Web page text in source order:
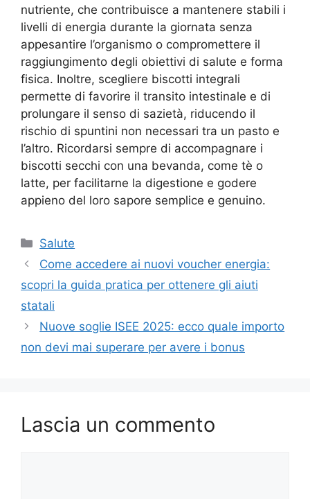
nutriente, che contribuisce a mantenere stabili i
livelli di energia durante la giornata senza
appesantire l’organismo o compromettere il
raggiungimento degli obiettivi di salute e forma
fisica. Inoltre, scegliere biscotti integrali
permette di favorire il transito intestinale e di
prolungare il senso di sazietà, riducendo il
rischio di spuntini non necessari tra un pasto e
l’altro. Ricordarsi sempre di accompagnare i
biscotti secchi con una bevanda, come tè o
latte, per facilitarne la digestione e godere
appieno del loro sapore semplice e genuino.
Categorie
Salute
Come accedere ai nuovi voucher energia:
scopri la guida pratica per ottenere gli aiuti
statali
Nuove soglie ISEE 2025: ecco quale importo
non devi mai superare per avere i bonus
Lascia un commento